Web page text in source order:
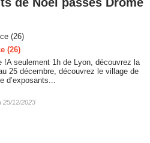
(26)
!A seulement 1h de Lyon, découvrez la
25 décembre, découvrez le village de
d’exposants...
25/12/2023